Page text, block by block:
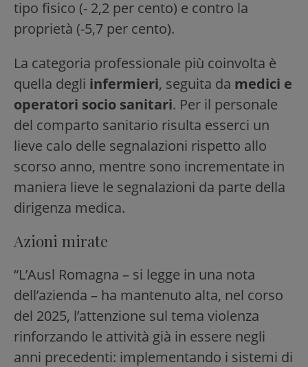
tipo fisico (- 2,2 per cento) e contro la
proprietà (-5,7 per cento).
La categoria professionale più coinvolta è
quella degli infermieri, seguita da medici e
operatori socio sanitari. Per il personale
del comparto sanitario risulta esserci un
lieve calo delle segnalazioni rispetto allo
scorso anno, mentre sono incrementate in
maniera lieve le segnalazioni da parte della
dirigenza medica.
Azioni mirate
“L’Ausl Romagna – si legge in una nota
dell’azienda – ha mantenuto alta, nel corso
del 2025, l’attenzione sul tema violenza
rinforzando le attività già in essere negli
anni precedenti: implementando i sistemi di